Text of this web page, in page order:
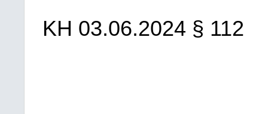
KH 03.06.2024 § 112